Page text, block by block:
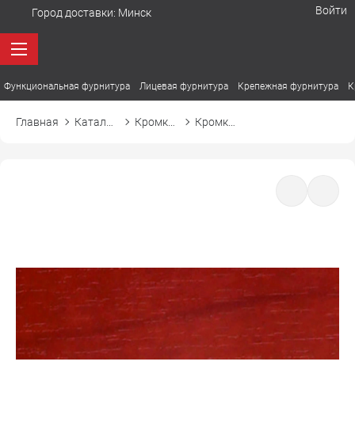
Город доставки: Минск Войти
Функциональная фурнитура Лицевая фурнитура Крепежная фурнитура
Главная